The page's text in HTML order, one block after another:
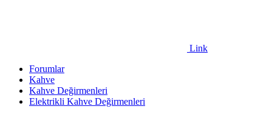
Link
Forumlar
Kahve
Kahve Değirmenleri
Elektrikli Kahve Değirmenleri